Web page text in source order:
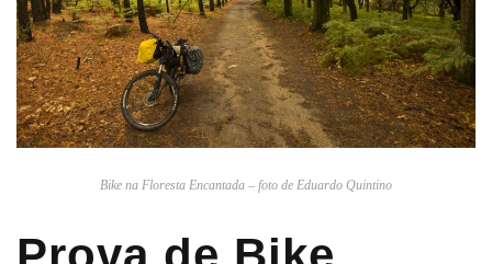
Bike na Floresta Encantada – foto de Eduardo Quintino